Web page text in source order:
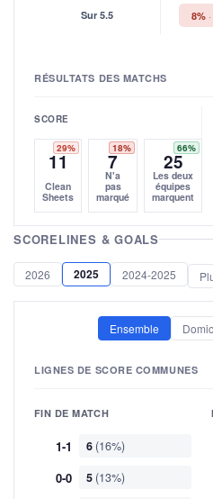
Sur 5.5 8%
RÉSULTATS DES MATCHS
SCORE
29%
11
Clean
Sheets
18%
7
N'a
pas
marqué
66%
25
Les deux
équipes
marquent
SCORELINES & GOALS
2026 2025 2024-2025
Ensemble
LIGNES DE SCORE COMMUNES
FIN DE MATCH
1-1 6 (16%)
0-0 5 (13%)